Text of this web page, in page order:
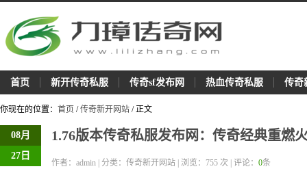
首页 新开传奇私服 传奇sf发布网 热血传奇私服 传奇
你现在的位置： 首页 /传奇新开网站 / 正文
08月
27日
1.76版本传奇私服发布网：传奇经典重燃
作者：admin | 分类：传奇新开网站 | 浏览： 755 次 | 评论： 0条